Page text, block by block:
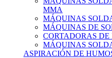
MMA
MÁQUINAS
MÁQUINAS DE
CORTADORAS DE
MÁQUINAS
ASPIRACIÓN DE